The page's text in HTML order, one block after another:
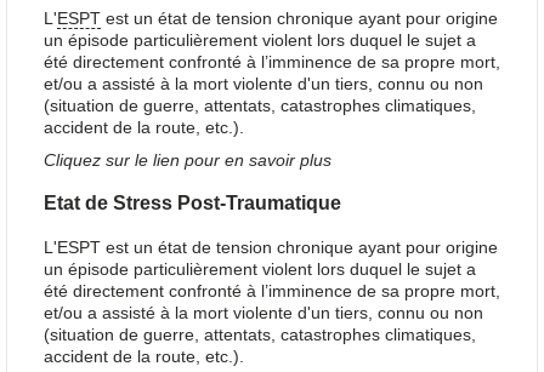
L'ESPT est un état de tension chronique ayant pour origine
un épisode particulièrement violent lors duquel le sujet a
été directement confronté à l’imminence de sa propre mort,
et/ou a assisté à la mort violente d'un tiers, connu ou non
(situation de guerre, attentats, catastrophes climatiques,
accident de la route, etc.).
Cliquez sur le lien pour en savoir plus
Etat de Stress Post-Traumatique
L'ESPT est un état de tension chronique ayant pour origine
un épisode particulièrement violent lors duquel le sujet a
été directement confronté à l’imminence de sa propre mort,
et/ou a assisté à la mort violente d'un tiers, connu ou non
(situation de guerre, attentats, catastrophes climatiques,
accident de la route, etc.).